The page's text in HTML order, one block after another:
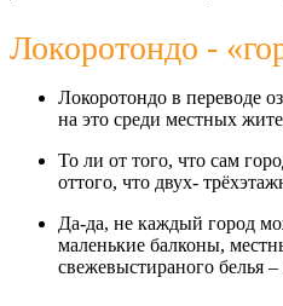
Локоротондо -
Локоротондо в переводе
на это среди местных
То ли от того, что сам
оттого, что двух-
Да-да, не каждый город
маленькие балконы,
свежевыстираного белья